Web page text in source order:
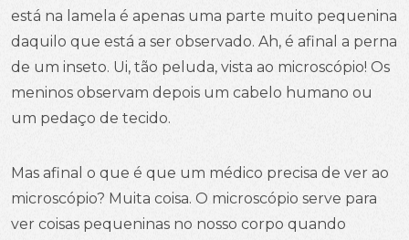
está na lamela é apenas uma parte muito pequenina
daquilo que está a ser observado. Ah, é afinal a perna
de um inseto. Ui, tão peluda, vista ao microscópio! Os
meninos observam depois um cabelo humano ou
um pedaço de tecido.
Mas afinal o que é que um médico precisa de ver ao
microscópio? Muita coisa. O microscópio serve para
ver coisas pequeninas no nosso corpo quando